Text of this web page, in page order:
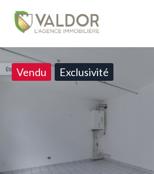
Vendu Exclusivité